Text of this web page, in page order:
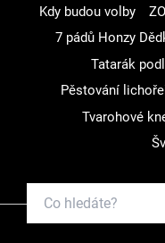
Kdy budou volby
7 pádů Honzy
Tatarák
Pěstování
Tvarohové